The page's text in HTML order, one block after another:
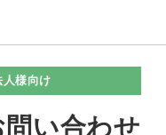
様向け
い合わせ